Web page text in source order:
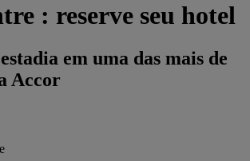
: reserve seu hotel
em uma das mais de
Accor